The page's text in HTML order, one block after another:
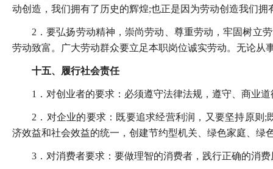
动创造，我们拥有了历史的辉煌;也正是因为劳动创造我们拥
2．要弘扬劳动精神，崇尚劳动、尊重劳动，牢固树立
劳动致富。广大劳动群众要立足本职岗位诚实劳动。无论从
十五、履行社会责任
1．对创业者的要求：必须遵守法律法规，遵守、商业
2．对企业的要求：既要追求经营利润，又要坚持原则
济效益和社会效益的统一，创建节约型机关、绿色家庭、绿
3．对消费者要求：要做理智的消费者，践行正确的消费